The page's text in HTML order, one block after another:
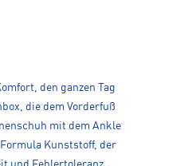
den ganzen Tag
die dem Vorderfuß
mit dem Ankle
Kunststoff, der